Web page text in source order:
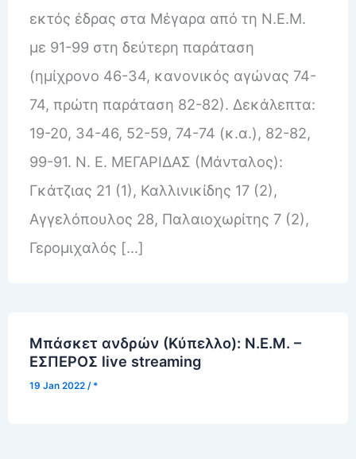
εκτός έδρας στα Μέγαρα από τη Ν.Ε.Μ.
με 91-99 στη δεύτερη παράταση
(ημίχρονο 46-34, κανονικός αγώνας 74-
74, πρώτη παράταση 82-82). Δεκάλεπτα:
19-20, 34-46, 52-59, 74-74 (κ.α.), 82-82,
99-91. Ν. Ε. ΜΕΓΑΡΙΔΑΣ (Μάνταλος):
Γκάτζιας 21 (1), Καλλινικίδης 17 (2),
Αγγελόπουλος 28, Παλαιοχωρίτης 7 (2),
Γερομιχαλός […]
Μπάσκετ ανδρών (Κύπελλο): Ν.Ε.Μ. –
ΕΣΠΕΡΟΣ live streaming
19 Jan 2022/ *